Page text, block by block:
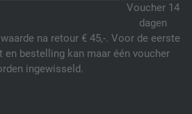
Voucher 14
dagen
na retour € 45,-. Voor de eerste
en bestelling kan maar één voucher
ingewisseld.